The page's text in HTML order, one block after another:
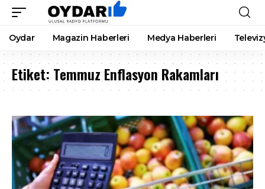
Oydar Magazin Haberleri Medya Haberleri
Etiket: Temmuz Enflasyon Rakamları